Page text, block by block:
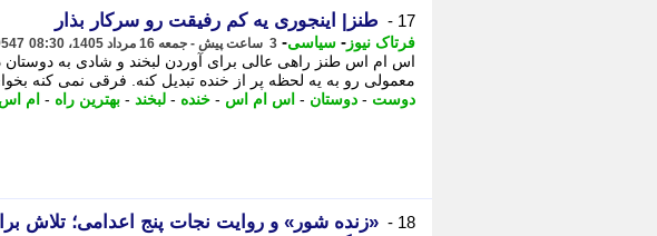
17 - طنز| اینجوری یه کم رفیقت رو سرکار بذار
فرتاک نیوز - سیاسی- 3 ساعت پیش - جمعه 16 مرداد 1405، 08:30
اس ام اس طنز راهی عالی برای آوردن لبخند و شادی به
معمولی رو به یه لحظه پر از خنده تبدیل کنه. فرقی نمی کنه
دوست - دوستان - اس ام اس - خنده - لبخند - بهترین راه - ام اس
18 -
«زنده شور» و روایت نجات پنج اعدامی؛ تلاش